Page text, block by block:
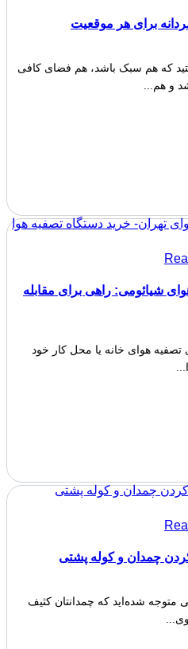
برای هر موقعیت
که هم سبک باشد، هم فضای کافی
و هم...
شیائومی: راهی برای مقابله
تصفیه هوای خانه یا محل کار خود
چمدان و کوله پشتی
متوجه شده‌اید که چمدانتان کثیف